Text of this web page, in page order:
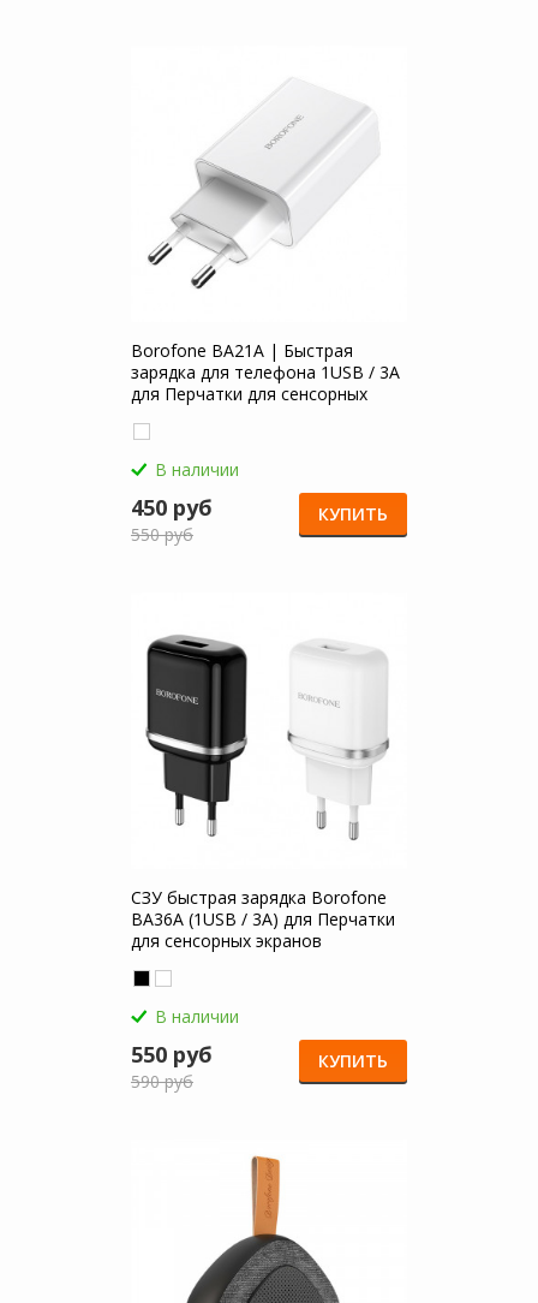
Borofone BA21A | Быстрая
зарядка для телефона 1USB / 3A
для Перчатки для сенсорных
В наличии
450 руб
550 руб
КУПИТЬ
СЗУ быстрая зарядка Borofone
BA36A (1USB / 3A) для Перчатки
для сенсорных экранов
В наличии
550 руб
590 руб
КУПИТЬ